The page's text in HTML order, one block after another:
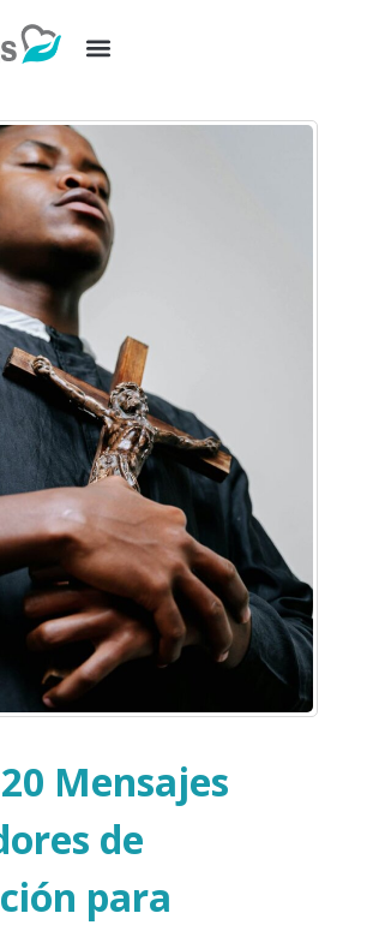
Mensajes
de
para